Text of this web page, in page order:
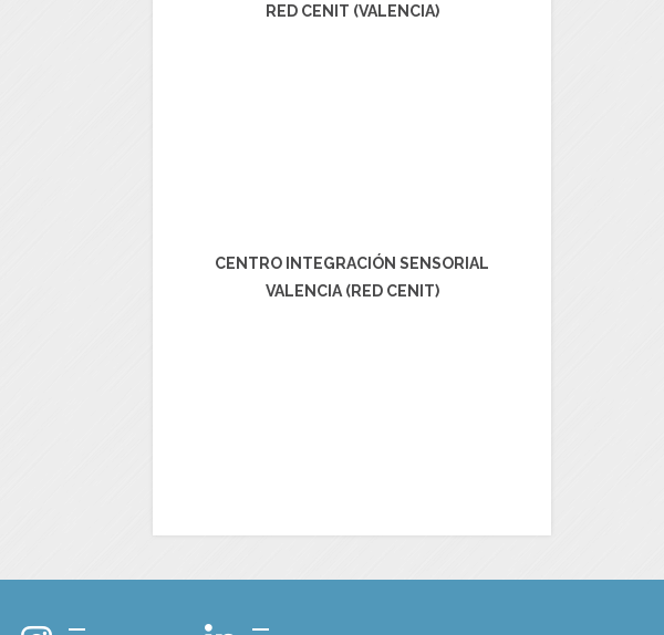
RED CENIT (VALENCIA)
CENTRO INTEGRACIÓN SENSORIAL
VALENCIA (RED CENIT)